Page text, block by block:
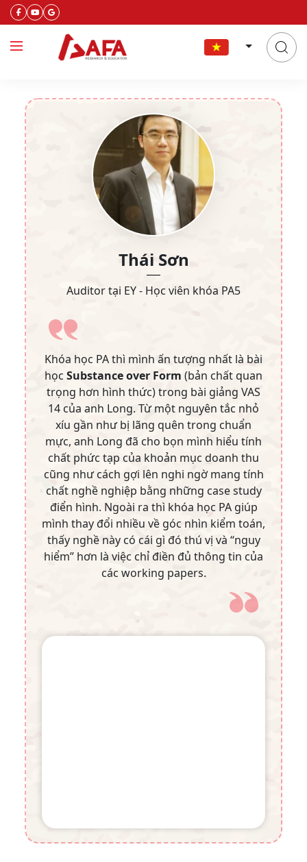
Thái Sơn
Auditor tại EY - Học viên khóa PA5
Khóa học PA thì mình ấn tượng nhất là bài
học Substance over Form (bản chất quan
trọng hơn hình thức) trong bài giảng VAS
14 của anh Long. Từ một nguyên tắc nhỏ
xíu gần như bị lãng quên trong chuẩn
mực, anh Long đã cho bọn mình hiểu tính
chất phức tạp của khoản mục doanh thu
cũng như cách gợi lên nghi ngờ mang tính
chất nghề nghiệp bằng những case study
điển hình. Ngoài ra thì khóa học PAgiúp
mình thay đổi nhiều về góc nhìn kiểm toán,
thấy nghề này có cái gì đó thú vị và “nguy
hiểm” hơn là việc chỉ điền đủ thông tin của
các working papers.